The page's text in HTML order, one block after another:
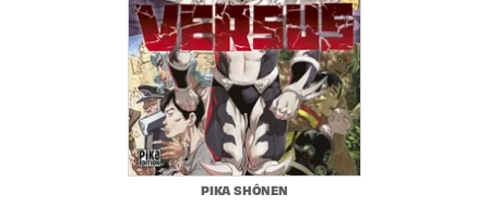
PIKA SHÔNEN